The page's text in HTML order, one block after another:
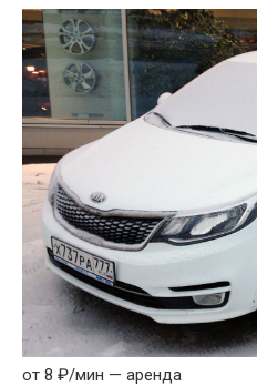
от 8 ₽/мин — аренда